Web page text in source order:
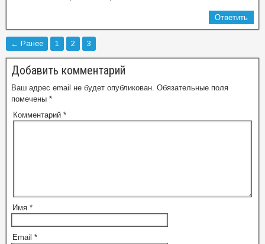
Ответить
← Ранее 1 2 3
Добавить комментарий
Ваш адрес email не будет опубликован. Обязательные поля
помечены *
Комментарий *
Имя *
Email *